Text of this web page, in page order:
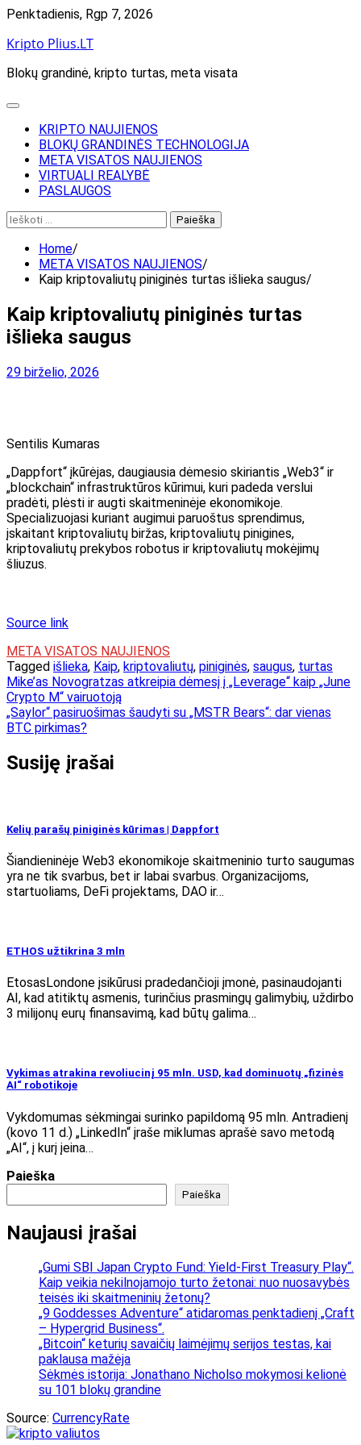
Skip
content
Penktadienis, Rgp 7, 2026
Kripto Plius.LT
Blokų grandinė, kripto turtas, meta visata
KRIPTO NAUJIENOS
BLOKŲ GRANDINĖS TECHNOLOGIJA
META VISATOS NAUJIENOS
VIRTUALI REALYBĖ
PASLAUGOS
Ieškoti:
Home
META VISATOS NAUJIENOS
Kaip kriptovaliutų piniginės turtas išlieka saugus
Kaip kriptovaliutų piniginės turtas
išlieka saugus
29 birželio, 2026
Sentilis Kumaras
„Dappfort“ įkūrėjas, daugiausia dėmesio skiriantis „Web3“ ir
„blockchain“ infrastruktūros kūrimui, kuri padeda verslui
pradėti, plėsti ir augti skaitmeninėje ekonomikoje.
Specializuojasi kuriant augimui paruoštus sprendimus,
įskaitant kriptovaliutų biržas, kriptovaliutų pinigines,
kriptovaliutų prekybos robotus ir kriptovaliutų mokėjimų
šliuzus.
Source link
META VISATOS NAUJIENOS
Tagged išlieka, Kaip, kriptovaliutų, piniginės, saugus, turtas
Navigacija
tarp
įrašų
Mike’as Novogratzas atkreipia dėmesį į „Leverage“ kaip „June
Crypto M“ vairuotoją
„Saylor“ pasiruošimas šaudyti su „MSTR Bears“: dar vienas
BTC pirkimas?
Susiję įrašai
Kelių parašų piniginės kūrimas | Dappfort
Šiandieninėje Web3 ekonomikoje skaitmeninio turto saugumas
yra ne tik svarbus, bet ir labai svarbus. Organizacijoms,
startuoliams, DeFi projektams, DAO ir…
ETHOS užtikrina 3 mln
EtosasLondone įsikūrusi pradedančioji įmonė, pasinaudojanti
AI, kad atitiktų asmenis, turinčius prasmingų galimybių, uždirbo
3 milijonų eurų finansavimą, kad būtų galima…
Vykimas atrakina revoliucinį 95 mln. USD, kad dominuotų „fizinės
AI“ robotikoje
Vykdomumas sėkmingai surinko papildomą 95 mln. Antradienį
(kovo 11 d.) „LinkedIn“ įraše miklumas aprašė savo metodą
„AI“, į kurį įeina…
Paieška
Paieška
Naujausi įrašai
„Gumi SBI Japan Crypto Fund: Yield-First Treasury Play“.
Kaip veikia nekilnojamojo turto žetonai: nuo nuosavybės
teisės iki skaitmeninių žetonų?
„9 Goddesses Adventure“ atidaromas penktadienį „Craft
– Hypergrid Business“.
„Bitcoin“ keturių savaičių laimėjimų serijos testas, kai
paklausa mažėja
Sėkmės istorija: Jonathano Nicholso mokymosi kelionė
su 101 blokų grandine
Source: CurrencyRate